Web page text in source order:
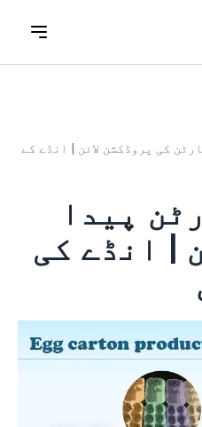
کی پروڈکشن لائن | انڈے کے
پیدا
| انڈے کی